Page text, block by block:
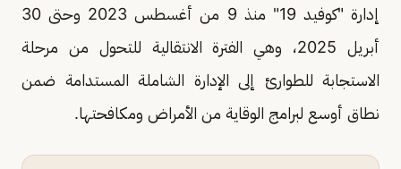
إدارة "كوفيد 19" منذ 9 من أغسطس 2023 وحتى 30
أبريل 2025، وهي الفترة الانتقالية للتحول من مرحلة
الاستجابة للطوارئ إلى الإدارة الشاملة المستدامة ضمن
نطاق أوسع لبرامج الوقاية من الأمراض ومكافحتها.